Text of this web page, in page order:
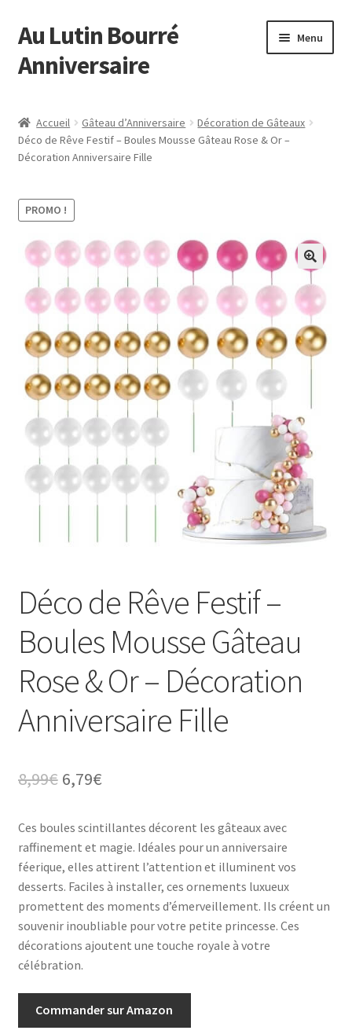
Aller
à
la
Aller
au
contenu
Au Lutin Bourré
Anniversaire
Menu
Astuces et Conseils
Commande
Mon compte
Page d’exemple
Panier
Accueil Gâteau d’Anniversaire
Décoration de Gâteaux
Déco de Rêve Festif – Boules Mousse Gâteau Rose & Or –
Décoration Anniversaire Fille
PROMO !
Déco de Rêve Festif –
Boules Mousse Gâteau
Rose & Or – Décoration
Anniversaire Fille
8,99€ Le
initial
était :
8,99€.
6,79€Le
actuel
est :
6,79€.
Ces boules scintillantes décorent les gâteaux avec
raffinement et magie. Idéales pour un anniversaire
féerique, elles attirent l’attention et illuminent vos
desserts. Faciles à installer, ces ornements luxueux
promettent des moments d’émerveillement. Ils créent un
souvenir inoubliable pour votre petite princesse. Ces
décorations ajoutent une touche royale à votre
célébration.
Commander sur Amazon